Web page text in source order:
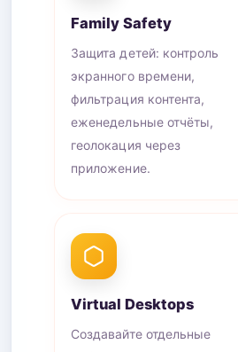
Family Safety
Защита детей: контроль
экранного времени,
фильтрация контента,
еженедельные отчёты,
геолокация через
приложение.
Virtual Desktops
Создавайте отдельные